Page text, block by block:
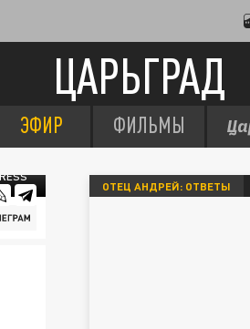
ЦАРЬГРАД
ЭФИР ФИЛЬМЫ
ОТЕЦ АНДРЕЙ: ОТВЕТЫ